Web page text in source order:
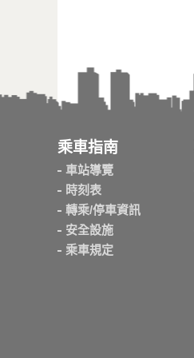
乘車指南
車站導覽
時刻表
轉乘/停車資訊
安全設施
乘車規定